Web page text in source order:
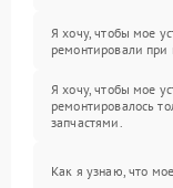
Я хочу, чтобы мое
ремонтировали при
Я хочу, чтобы мое
ремонтировалось
запчастями.
Как я узнаю, что